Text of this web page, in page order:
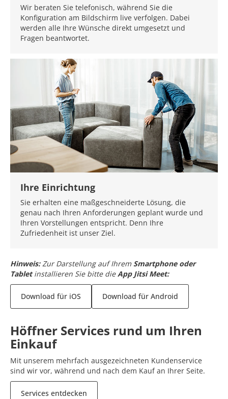
Wir beraten Sie telefonisch, während Sie die
Konfiguration am Bildschirm live verfolgen. Dabei
werden alle Ihre Wünsche direkt umgesetzt und
Fragen beantwortet.
Ihre Einrichtung
Sie erhalten eine maßgeschneiderte Lösung, die
genau nach Ihren Anforderungen geplant wurde und
Ihren Vorstellungen entspricht. Denn Ihre
Zufriedenheit ist unser Ziel.
Hinweis: Zur Darstellung auf Ihrem Smartphone oder
Tabletinstallieren Sie bitte dieApp Jitsi Meet:
Download für iOS Download für Android
Höffner Services rund um Ihren
Einkauf
Mit unserem mehrfach ausgezeichneten Kundenservice
sind wir vor, während und nach dem Kauf an Ihrer Seite.
Services entdecken